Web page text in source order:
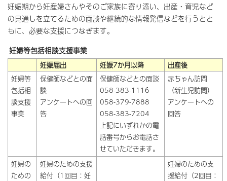
妊娠期から妊産婦さんやそのご家族に寄り添い、出産・育児など
の見通しを立てるための面談や継続的な情報発信などを行うとと
もに、必要な支援につなぎます。
妊婦等包括相談支援事業
妊娠届出 妊娠7か月以降
出産後
妊婦等
包括相
談支援
事業
保健師などとの面
談
アンケートへの回
答
保健師などとの面談
058-383-1116
058-379-7888
058-383-7204
上記にいずれかの電
話番号からお電話さ
せていただきます。
赤ちゃん訪問
（新生児訪問）
アンケートへの
回答
妊婦の
ための
妊婦のための支援
給付（1回目：妊
妊婦のための支
援給付（2回目：